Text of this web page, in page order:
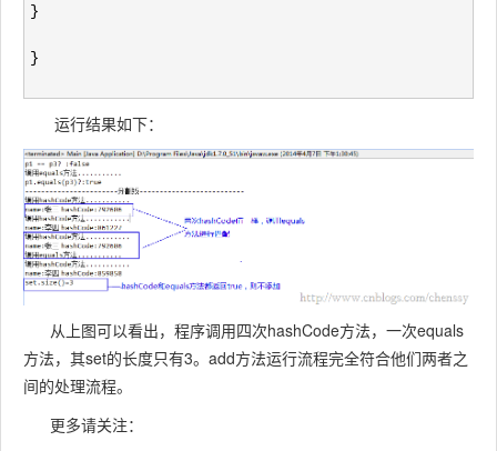
}
}
运行结果如下：
从上图可以看出，程序调用四次hashCode方法，一次equals
方法，其set的长度只有3。add方法运行流程完全符合他们两者之
间的处理流程。
更多请关注：